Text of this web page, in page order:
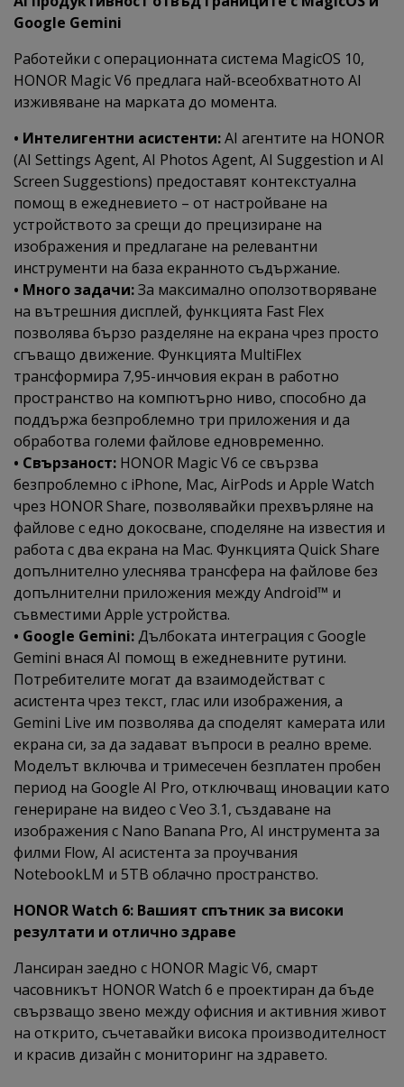
Google Gemini
Работейки с операционната система MagicOS 10,
HONOR Magic V6 предлага най-всеобхватното AI
изживяване на марката до момента.
• Интелигентни асистенти:AI агентите на HONOR
(AI Settings Agent, AI Photos Agent, AI Suggestion и AI
Screen Suggestions) предоставят контекстуална
помощ в ежедневието – от настройване на
устройството за срещи до прецизиране на
изображения и предлагане на релевантни
инструменти на база екранното съдържание.
• Много задачи:За максимално оползотворяване
на вътрешния дисплей, функцията Fast Flex
позволява бързо разделяне на екрана чрез просто
сгъващо движение. Функцията MultiFlex
трансформира 7,95-инчовия екран в работно
пространство на компютърно ниво, способно да
поддържа безпроблемно три приложения и да
обработва големи файлове едновременно.
• Свързаност: HONOR Magic V6 се свързва
безпроблемно с iPhone, Mac, AirPods и Apple Watch
чрез HONOR Share, позволявайки прехвърляне на
файлове с едно докосване, споделяне на известия и
работа с два екрана на Mac. Функцията Quick Share
допълнително улеснява трансфера на файлове без
допълнителни приложения между Android™ и
съвместими Apple устройства.
• Google Gemini:Дълбоката интеграция с Google
Gemini внася AI помощ в ежедневните рутини.
Потребителите могат да взаимодействат с
асистента чрез текст, глас или изображения, а
Gemini Live им позволява да споделят камерата или
екрана си, за да задават въпроси в реално време.
Моделът включва и тримесечен безплатен пробен
период на Google AI Pro, отключващ иновации като
генериране на видео с Veo 3.1, създаване на
изображения с Nano Banana Pro, AI инструмента за
филми Flow, AI асистента за проучвания
NotebookLM и 5TB облачно пространство.
HONOR Watch 6: Вашият спътник за високи
резултати и отлично здраве
Лансиран заедно с HONOR Magic V6, смарт
часовникът HONOR Watch 6 е проектиран да бъде
свързващо звено между офисния и активния живот
на открито, съчетавайки висока производителност
и красив дизайн с мониторинг на здравето.